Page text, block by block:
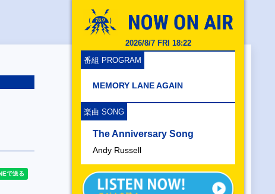
2026/8/7 FRI 18:22
番組 PROGRAM
MEMORY LANE AGAIN
楽曲 SONG
The Anniversary Song
Andy Russell